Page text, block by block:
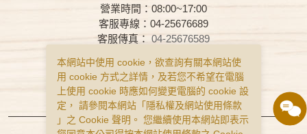
營業時間：08:00~17:00
客服專線：04-25676689
客服傳真： 04-25676589
常見問題 購物說明
隱私權政策
服務條款
Copyright © Smai All Rights Reserved.
本網站中使用 cookie，欲查詢有關本網站使
用 cookie 方式之詳情，及若您不希望在電腦
上使用 cookie 時應如何變更電腦的 cookie 設
定， 請參閱本網站「 隱私權及網站使用條款
」之 Cookie 聲明。 您繼續使用本網站即表示